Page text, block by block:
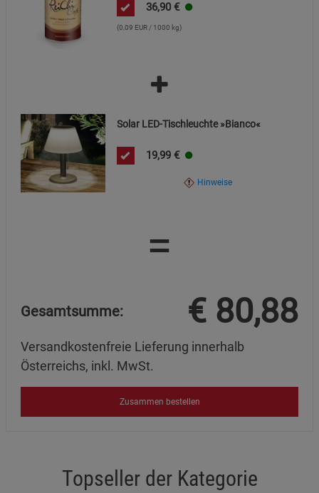
36,90 €
(0,09 EUR / 1000 kg)
Solar LED-Tischleuchte »Bianco«
19,99 €
Hinweise
=
Gesamtsumme: € 80,88
Versandkostenfreie Lieferung innerhalb
Österreichs, inkl. MwSt.
Zusammen bestellen
Topseller der Kategorie